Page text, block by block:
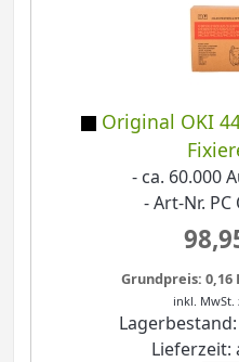
Original OKI
- ca. 60.000
- Art-Nr. PC
Grundpreis: 0,16
inkl. MwSt.
Lagerbestand:
Lieferzeit: